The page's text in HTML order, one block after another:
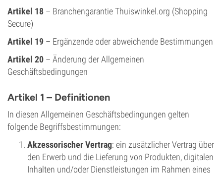
Artikel 18 – Branchengarantie Thuiswinkel.org (Shopping
Secure)
Artikel 19 – Ergänzende oder abweichende Bestimmungen
Artikel 20 – Änderung der Allgemeinen
Geschäftsbedingungen
Artikel 1 – Definitionen
In diesen Allgemeinen Geschäftsbedingungen gelten
folgende Begriffsbestimmungen:
Akzessorischer Vertrag: ein zusätzlicher Vertrag über
den Erwerb und die Lieferung von Produkten, digitalen
Inhalten und/oder Dienstleistungen im Rahmen eines